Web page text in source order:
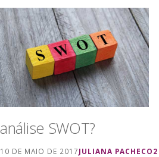
análise SWOT?
10 DE MAIO DE 2017JULIANA PACHECO